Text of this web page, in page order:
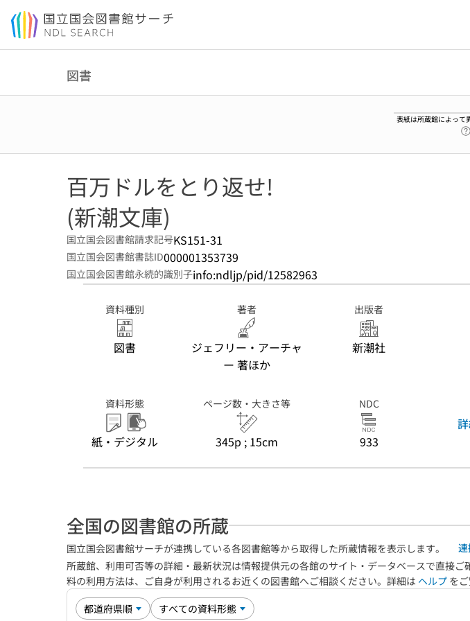
本文へ移動
図書
表紙は所蔵館によって
百万ドルをとり返せ!
(新潮文庫)
国立国会図書館請求記号KS151-31
国立国会図書館書誌ID000001353739
国立国会図書館永続的識別子info:ndljp/pid/12582963
資料種別
図書
著者
ジェフリー・アーチャ
ー 著ほか
出版者
新潮社
資料形態
紙・デジタル
ページ数・大きさ等
345p ; 15cm
NDC
933
全国の図書館の所蔵
国立国会図書館サーチが連携している各図書館等から取得した所蔵情報を表示します。
所蔵館、利用可否等の詳細・最新状況は情報提供元の各館のサイト・データベースで直接
料の利用方法は、ご自身が利用されるお近くの図書館へご相談ください。詳細は ヘルプ を